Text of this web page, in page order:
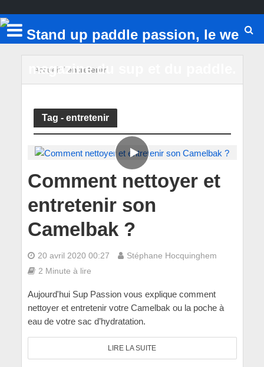
Accueil/ entretenir
Tag - entretenir
Comment nettoyer et
entretenir son
Camelbak ?
20 avril 2020 00:27
Stéphane Hocquinghem
2 Minute à lire
Aujourd'hui Sup Passion vous explique comment
nettoyer et entretenir votre Camelbak ou la poche à
eau de votre sac d’hydratation.
LIRE LA SUITE